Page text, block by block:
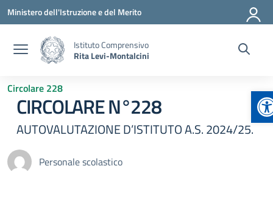
Vai ai contenuti
Vai al menu di navigazione
Vai al footer
Ministero dell'Istruzione e del Merito
Istituto Comprensivo
Rita Levi-Montalcini
Circolare 228
CIRCOLARE N°228
AUTOVALUTAZIONE D’ISTITUTO A.S. 2024/25.
Personale scolastico